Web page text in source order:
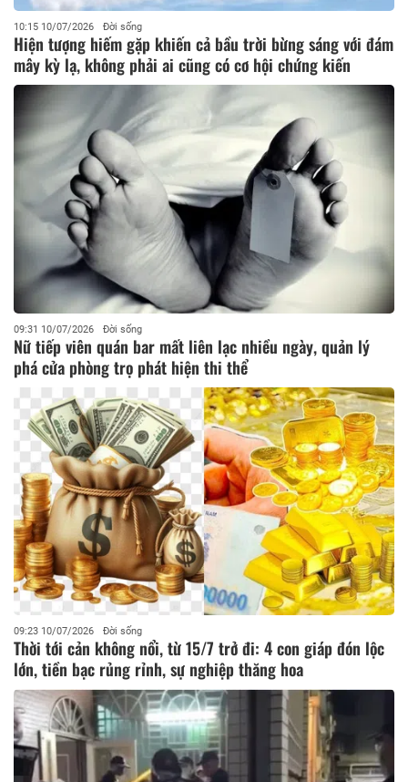
10:15 10/07/2026 Đời sống
Hiện tượng hiếm gặp khiến cả bầu trời bừng sáng với đám
mây kỳ lạ, không phải ai cũng có cơ hội chứng kiến
09:31 10/07/2026 Đời sống
Nữ tiếp viên quán bar mất liên lạc nhiều ngày, quản lý
phá cửa phòng trọ phát hiện thi thể
09:23 10/07/2026 Đời sống
Thời tới cản không nổi, từ 15/7 trở đi: 4 con giáp đón lộc
lớn, tiền bạc rủng rỉnh, sự nghiệp thăng hoa